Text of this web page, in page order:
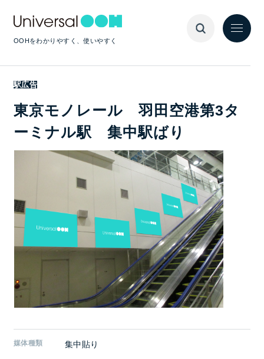
OOHをわかりやすく、使いやすく
駅広告
東京モノレール 羽田空港第3タ
ーミナル駅 集中駅ばり
媒体種類 集中貼り